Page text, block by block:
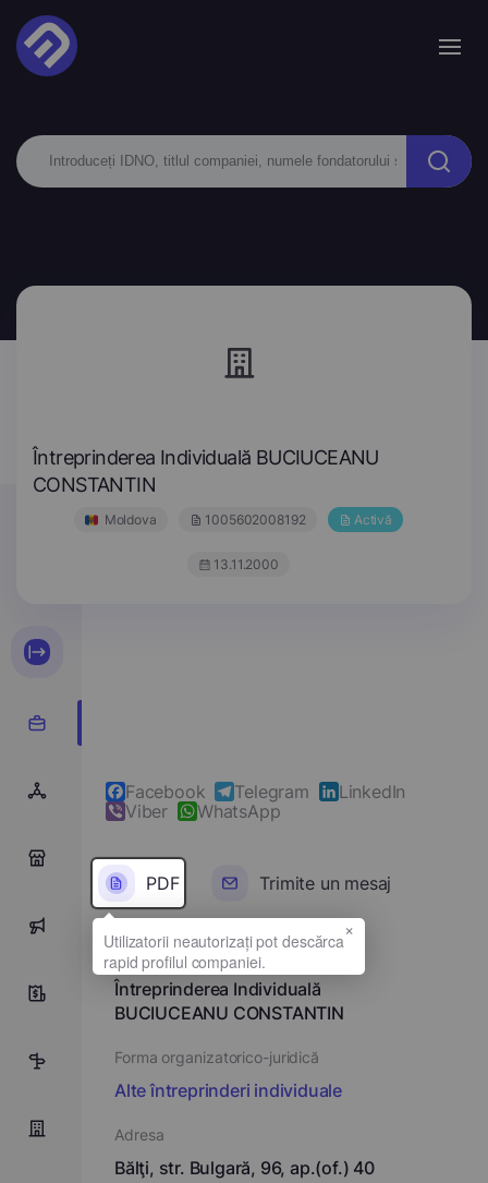
Întreprinderea Individuală BUCIUCEANU
CONSTANTIN
Moldova 1005602008192 Activă
13.11.2000
0
5
Facebook Telegram
LinkedIn
Viber
WhatsApp
PDF Trimite un mesaj
Denumirea completă
Întreprinderea Individuală
BUCIUCEANU CONSTANTIN
Forma organizatorico-juridică
Alte întreprinderi individuale
Adresa
Bălţi, str. Bulgară, 96, ap.(of.) 40
×